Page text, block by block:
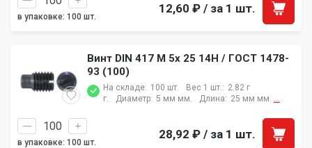
в упаковке: 100 шт.
12,60 ₽ / за 1 шт.
Винт DIN 417 M 5x 25 14H / ГОСТ 1478-
93 (100)
На складе: 100 шт. Вес 1 шт.: 2.82 г
г.
Диаметр: 5 мм мм. Длина: 25 мм мм. ...
в упаковке: 100 шт.
28,92 ₽ / за 1 шт.